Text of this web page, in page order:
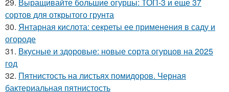
сортов для открытого грунта
30. Янтарная кислота: секреты ее применения в саду и
огороде
31. Вкусные и здоровые: новые сорта огурцов на 2025
год
32. Пятнистость на листьях помидоров. Черная
бактериальная пятнистость